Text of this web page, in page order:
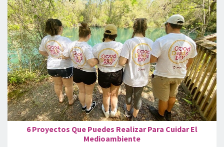
6 Proyectos Que Puedes Realizar Para Cuidar El
Medioambiente